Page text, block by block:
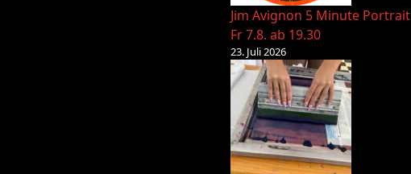
Jim Avignon 5 Minute Portrait
Fr 7.8. ab 19.30
23. Juli 2026